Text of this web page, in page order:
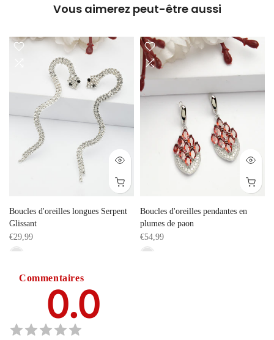
Vous aimerez peut-être aussi
Boucles d'oreilles longues Serpent
Glissant
€29,99
Boucles d'oreilles pendantes en
plumes de paon
€54,99
Commentaires
0.0